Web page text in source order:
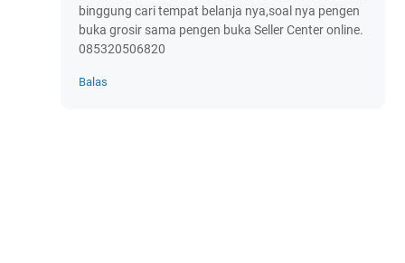
binggung cari tempat belanja nya,soal nya pengen
buka grosir sama pengen buka Seller Center online.
085320506820
Balas